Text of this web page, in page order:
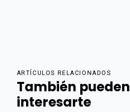
ARTÍCULOS RELACIONADOS
También pueden
interesarte